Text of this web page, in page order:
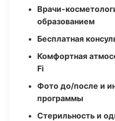
Врачи-
образованием
Бесплатная
Комфортная
Fi
Фото до/после и
программы
Стерильность и